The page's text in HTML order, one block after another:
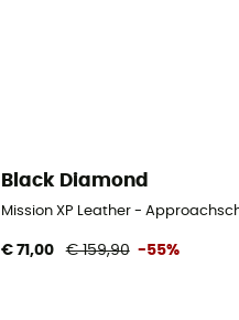
Black Diamond
Mission XP Leather -
€ 71,00 € 159,90 -55%